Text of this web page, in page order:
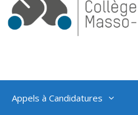
Appels à Candidatures